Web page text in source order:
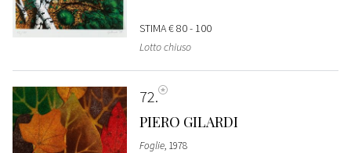
STIMA€ 80 - 100
Lotto chiuso
72
PIERO GILARDI
Foglie, 1978